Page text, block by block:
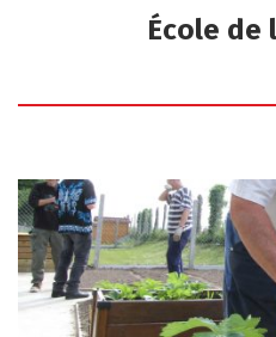
École de